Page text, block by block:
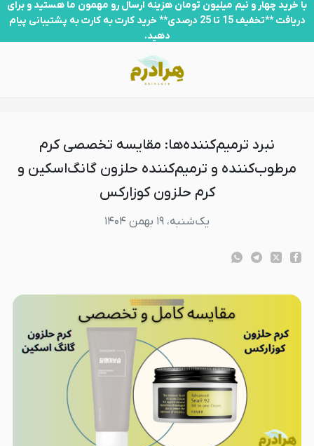
نبرد ترمیم‌کننده‌ها: مقایسه تخصصی کرم مرطوب‌کننده و ترمیم‌کننده
با خرید چهار و نیم میلیون تومان هزینه ارسال رو مهمون ما هستید و برای
دریافت **تخفیف 15 تا 25 درصدی** خرید کارت به کارت به پشتیبانی پیام
دهید.
نبرد ترمیم‌کننده‌ها: مقایسه تخصصی کرم
مرطوب‌کننده و ترمیم‌کننده حلزون گانگ‌اسکین و
کرم حلزون کوزارکس
یک‌شنبه، ۱۹ بهمن ۱۴۰۴